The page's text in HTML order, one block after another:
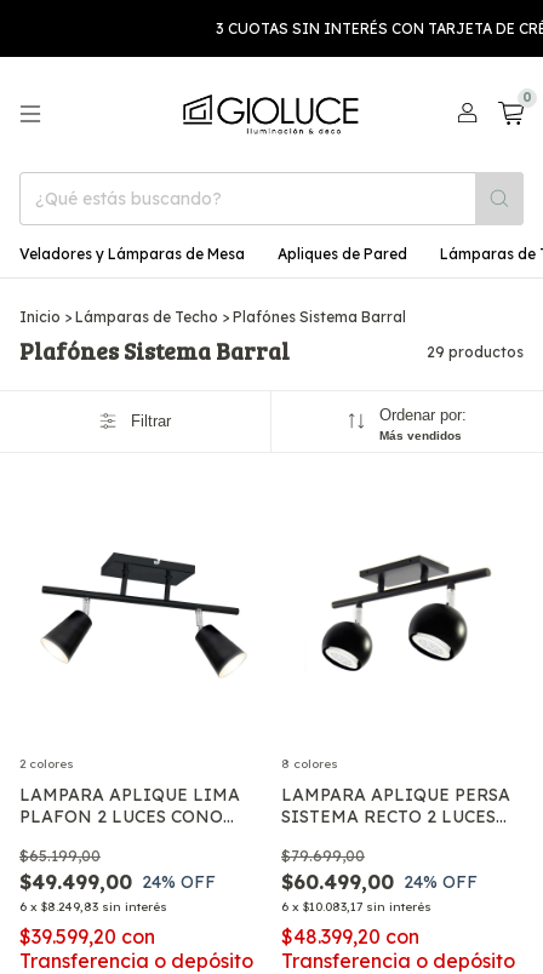
3 CUOTAS SIN INTERÉS CON TARJETA DE
0
Veladores y Lámparas de Mesa Apliques de Pared Lámparas de
Inicio > Lámparas de Techo > Plafónes Sistema Barral
Plafónes Sistema Barral 29 productos
Filtrar Ordenar por:
Más vendidos
LAMPARA APLIQUE LIMA
PLAFON 2 LUCES CONO
$49.499,00
$65.199,00
24% OFF
6 x $8.249,83 sin interés
$39.599,20 con
Transferencia o depósito
2 colores
LAMPARA APLIQUE PERSA
SISTEMA RECTO 2 LUCES
$60.499,00
$79.699,00
24% OFF
6 x $10.083,17 sin interés
$48.399,20 con
Transferencia o depósito
8 colores